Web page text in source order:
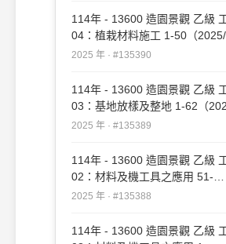
114年 - 13600 造園景觀 乙級
04：植栽材料施工 1-50（
新）#135390
2025 年 · #135390
114年 - 13600 造園景觀 乙級
03：基地放樣及整地 1-62（
新）#135389
2025 年 · #135389
114年 - 13600 造園景觀 乙級
02：材料及機工具之應用 51-
109（2025/12/19 更新）
2025 年 · #135388
114年 - 13600 造園景觀 乙級